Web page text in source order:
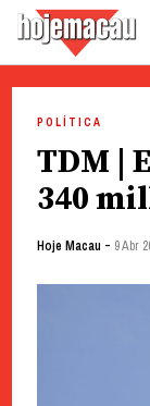
content
POLÍTICA
TDM |
340
Hoje Macau - 9 Abr